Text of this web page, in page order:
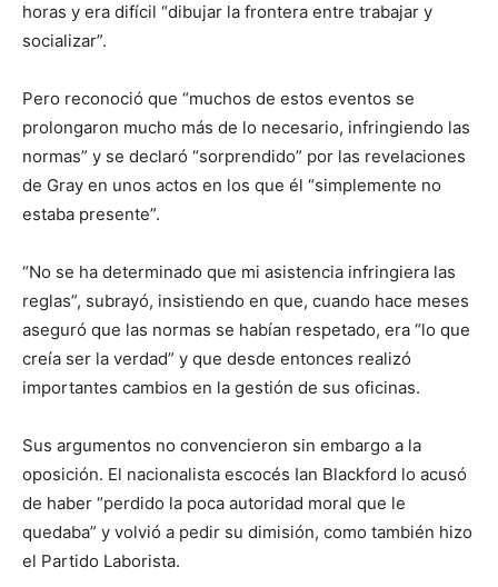
horas y era difícil “dibujar la frontera entre trabajar y
socializar”.
Pero reconoció que “muchos de estos eventos se
prolongaron mucho más de lo necesario, infringiendo las
normas” y se declaró “sorprendido” por las revelaciones
de Gray en unos actos en los que él “simplemente no
estaba presente”.
“No se ha determinado que mi asistencia infringiera las
reglas”, subrayó, insistiendo en que, cuando hace meses
aseguró que las normas se habían respetado, era “lo que
creía ser la verdad” y que desde entonces realizó
importantes cambios en la gestión de sus oficinas.
Sus argumentos no convencieron sin embargo a la
oposición. El nacionalista escocés Ian Blackford lo acusó
de haber “perdido la poca autoridad moral que le
quedaba” y volvió a pedir su dimisión, como también hizo
el Partido Laborista.